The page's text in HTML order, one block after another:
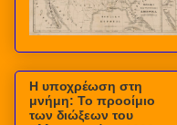
Η υποχρέωση στη
μνήμη: Το προοίμιο
των διώξεων του